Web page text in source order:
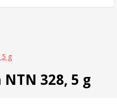
5 g
328, 5 g